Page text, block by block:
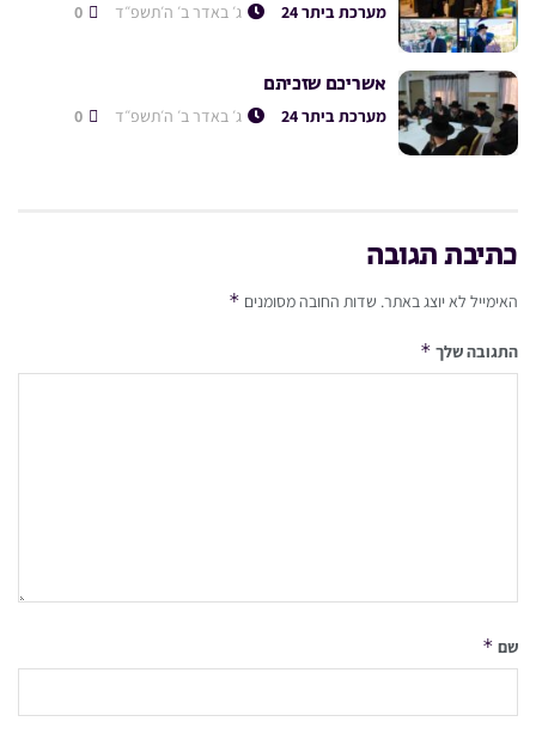
מערכת ביתר 24 ג׳ באדר ב׳ ה׳תשפ״ד
אשריכם שזכיתם
מערכת ביתר 24 ג׳ באדר ב׳ ה׳תשפ״ד
כתיבת תגובה
האימייל לא יוצג באתר. שדות החובה מסומנים *
התגובה שלך *
שם *